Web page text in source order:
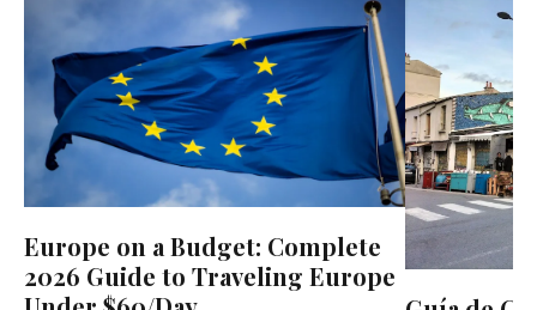
Europe on a Budget: Complete
2026 Guide to Traveling Europe